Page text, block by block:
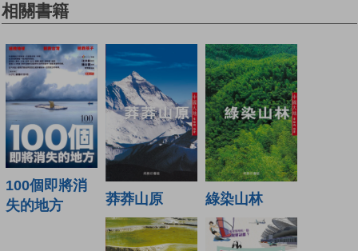
相關書籍
100個即將消
失的地方
莽莽山原 綠染山林